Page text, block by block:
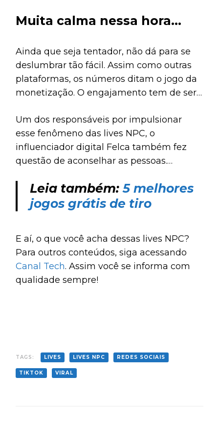
humilhação tá valendo a pena“.
Muita calma nessa hora…
Ainda que seja tentador, não dá para se
deslumbrar tão fácil. Assim como outras
plataformas, os números ditam o jogo da
monetização. O engajamento tem de ser
ter uma ideia, reuniu 74 mil visualizações,
210 compartilhamentos e 381 mil likes.
Um dos responsáveis por impulsionar
esse fenômeno das lives NPC, o
influenciador digital Felca também fez
questão de aconselhar as pessoas.
largar o emprego para começar a fazer
live no TikTok. Alinhem suas expectativas
Leia também:5 melhores
jogos grátis de tiro
E aí, o que você acha dessas lives NPC?
Para outros conteúdos, siga acessando
Canal Tech. Assim você se informa com
qualidade sempre!
TAGS: LIVES LIVES NPC REDES SOCIAIS
TIKTOK VIRAL